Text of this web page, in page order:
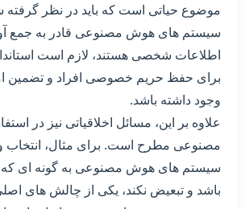
موضوع حیاتی است که باید در نظر گرفته
سیستم های هوش مصنوعی قادر به جمع
اطلاعات شخصی هستند، لازم است
برای حفظ حریم خصوصی افراد و تضمین
وجود داشته باشد.
علاوه بر این، مسائل اخلاقیاتی نیز در
مصنوعی مطرح است. برای مثال، انتخاب و
سیستم های هوش مصنوعی به گونه ای که
باشد و تبعیض نکند، یکی از چالش های